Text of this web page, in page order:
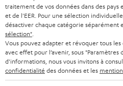
t
t
e
r
CASQUES BLUETOOTH AUDIO
SYSTEMES COMPLETS
ENCEINTES
ULTIMA
MAGASINS
AVANTAGES D’ACHAT
L’HISTOIRE DE TEUFEL
BELGIQUE
FRANCE
POLOGNE
traitement de vos données dans des
et de l'EER. Pour une sélection
désactiver chaque catégorie séparément
sélection"
Vous pouvez adapter et révoquer tous
avec effet pour l’avenir, sous "Paramètres
d'informations, nous vous invitons à
confidentialité des données et les